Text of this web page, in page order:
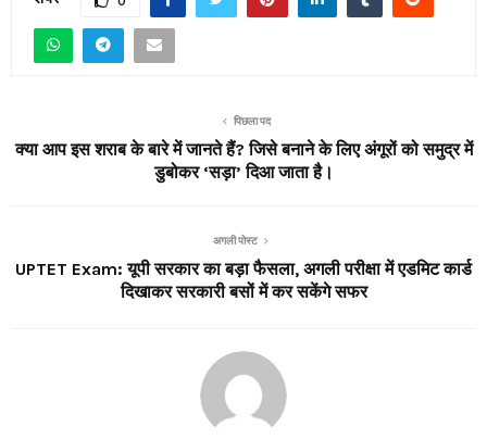
पिछला पद
क्या आप इस शराब के बारे में जानते हैं? जिसे बनाने के लिए अंगूरों को समुद्र में
डुबोकर ‘सड़ा’ दिआ जाता है।
अगली पोस्ट
UPTET Exam: यूपी सरकार का बड़ा फैसला, अगली परीक्षा में एडमिट कार्ड
दिखाकर सरकारी बसों में कर सकेंगे सफर